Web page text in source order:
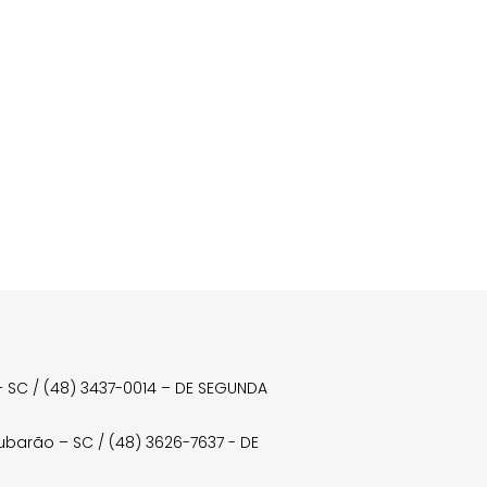
/ (48) 3437-0014 – DE SEGUNDA
– SC / (48) 3626-7637 - DE